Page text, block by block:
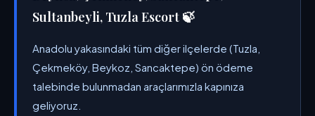
Sultanbeyli, Tuzla Escort 🍃
Anadolu yakasındaki tüm diğer ilçelerde (Tuzla,
Çekmeköy, Beykoz, Sancaktepe) ön ödeme
talebinde bulunmadan araçlarımızla kapınıza
geliyoruz.